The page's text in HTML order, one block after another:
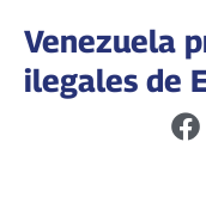
Venezuela
ilegales de